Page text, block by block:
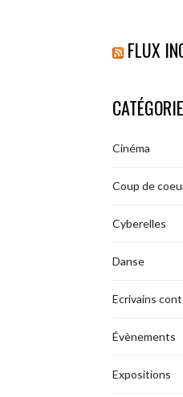
FLUX
Cinéma
Coup de
Cyberelles
Danse
Ecrivains
Évènements
Expositions